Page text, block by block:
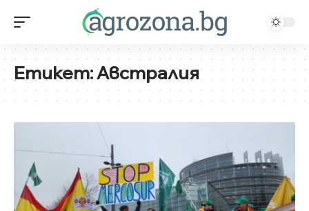
Етикет:Австралия